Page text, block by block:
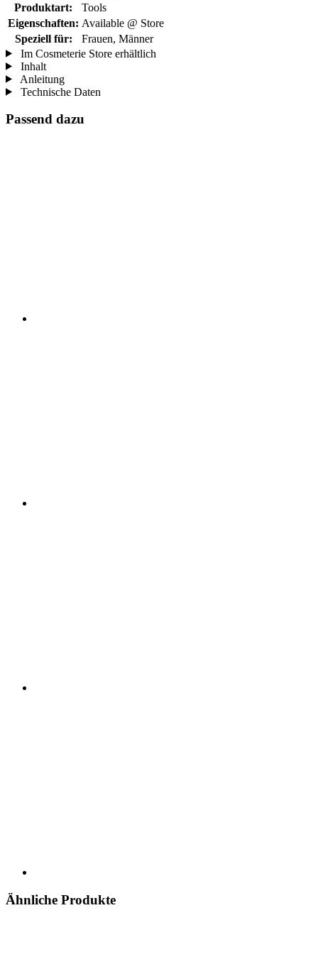
Produktart:
Tools
Eigenschaften: Available @ Store
Speziell für:
Frauen, Männer
Im Cosmeterie Store erhältlich
Inhalt
Anleitung
Technische Daten
Passend dazu
Ähnliche Produkte